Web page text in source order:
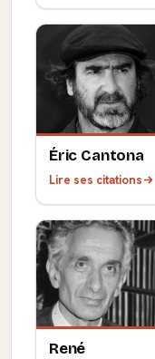
Éric Cantona
Lire ses citations
René